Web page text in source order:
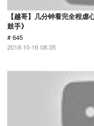
【越哥】几分钟看完全程
鼓手》
# 645
2018-10-16 08:35